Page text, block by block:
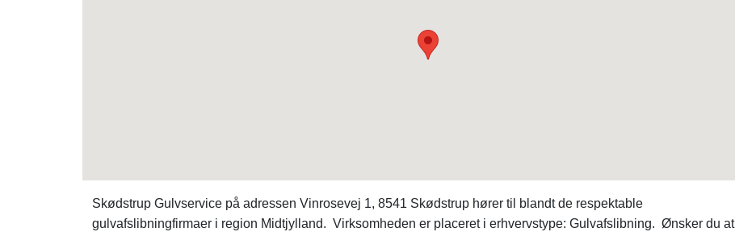
Skødstrup Gulvservice på adressen Vinrosevej 1, 8541 Skødstrup hører til blandt de respektable
gulvafslibningfirmaer i region Midtjylland. Virksomheden er placeret i erhvervstype: Gulvafslibning. Ønsker du at